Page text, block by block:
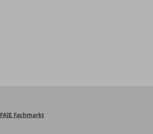
FAIE Fachmarkt